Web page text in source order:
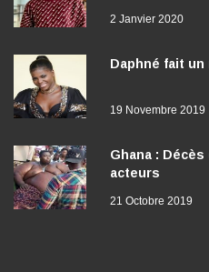
2 Janvier 2020
Daphné fait
19 Novembre 2019
Ghana :
acteurs
21 Octobre 2019